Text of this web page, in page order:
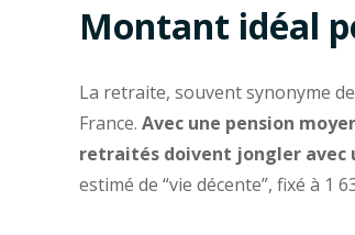
Montant idéal
La retraite, souvent synonyme
France. Avec une pension
retraités doivent jongler avec
estimé de “vie décente”, fixé à